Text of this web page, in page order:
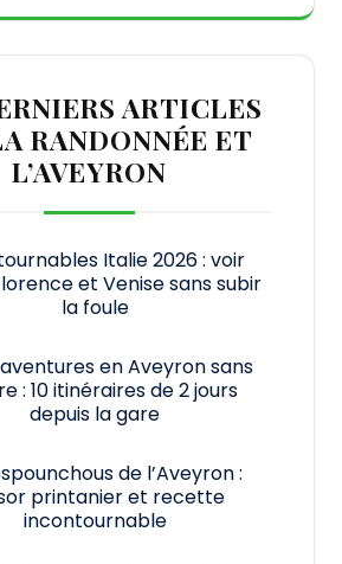
ARTICLES
RANDONNÉE ET
L’AVEYRON
Italie 2026 : voir
et Venise sans subir
la foule
en Aveyron sans
: 10 itinéraires de 2 jours
depuis la gare
de l’Aveyron :
printanier et recette
incontournable